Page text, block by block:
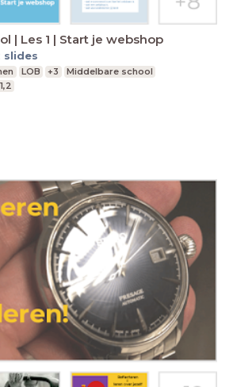
| Les 1 | Start je webshop
slides
LOB +3
Middelbare school